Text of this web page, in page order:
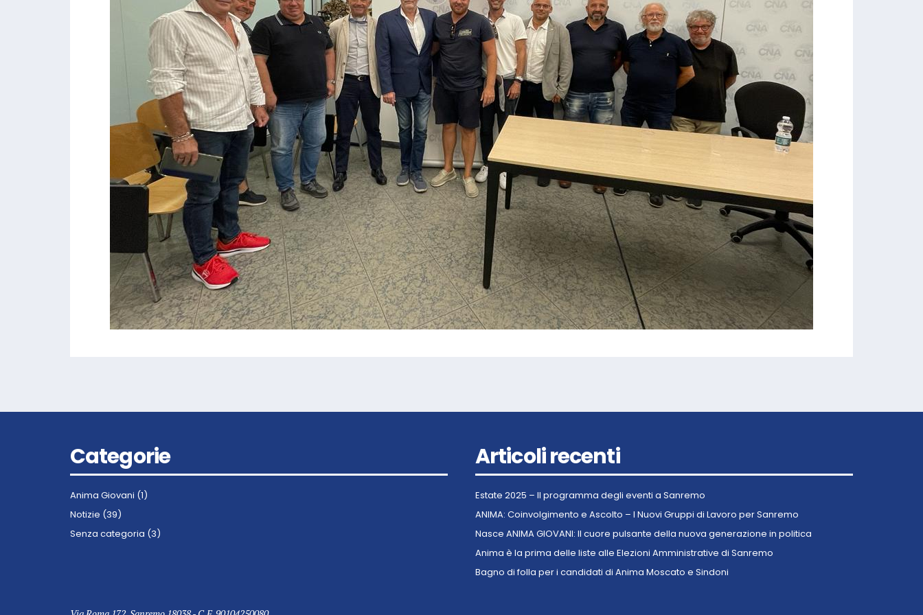
Categorie
Anima Giovani (1)
Notizie (39)
Senza categoria (3)
Articoli recenti
Estate 2025 – Il programma degli eventi a Sanremo
ANIMA: Coinvolgimento e Ascolto – I Nuovi Gruppi di Lavoro per Sanremo
Nasce ANIMA GIOVANI: Il cuore pulsante della nuova generazione in politica
Anima è la prima delle liste alle Elezioni Amministrative di Sanremo
Bagno di folla per i candidati di Anima Moscato e Sindoni